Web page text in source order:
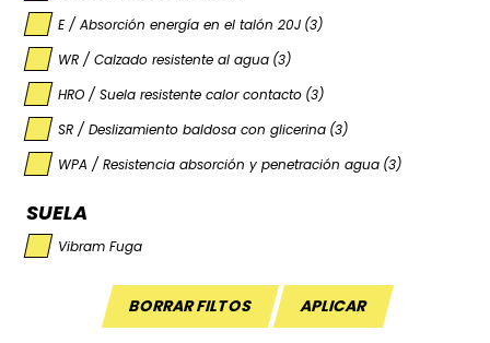
E / Absorción energía en el talón 20J (3)
WR / Calzado resistente al agua (3)
HRO / Suela resistente calor contacto (3)
SR / Deslizamiento baldosa con glicerina (3)
WPA / Resistencia absorción y penetración agua (3)
SUELA
Vibram Fuga
BORRAR FILTOS APLICAR